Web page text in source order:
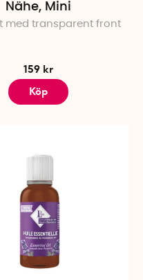
Nähe, Mini
med transparent front
159 kr
Köp